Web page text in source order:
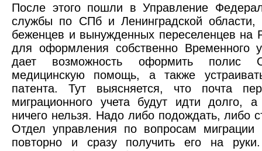
После этого пошли в Управление
службы по СПб и Ленинградской области,
беженцев и вынужденных переселенцев на
для оформления собственно Временного
дает возможность оформить
медицинскую помощь, а также
патента. Тут выясняется, что почта
миграционного учета будут идти долго,
ничего нельзя. Надо либо подождать, либо
Отдел управления по вопросам
повторно и сразу получить его на